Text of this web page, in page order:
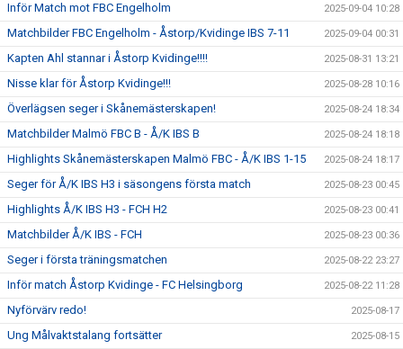
Inför Match mot FBC Engelholm 2025-09-04 10:28
Matchbilder FBC Engelholm - Åstorp/Kvidinge IBS 7-11 2025-09-04 00:31
Kapten Ahl stannar i Åstorp Kvidinge!!!! 2025-08-31 13:21
Nisse klar för Åstorp Kvidinge!!! 2025-08-28 10:16
Överlägsen seger i Skånemästerskapen! 2025-08-24 18:34
Matchbilder Malmö FBC B - Å/K IBS B 2025-08-24 18:18
Highlights Skånemästerskapen Malmö FBC - Å/K IBS 1-15 2025-08-24 18:17
Seger för Å/K IBS H3 i säsongens första match 2025-08-23 00:45
Highlights Å/K IBS H3 - FCH H2 2025-08-23 00:41
Matchbilder Å/K IBS - FCH 2025-08-23 00:36
Seger i första träningsmatchen 2025-08-22 23:27
Inför match Åstorp Kvidinge - FC Helsingborg 2025-08-22 11:28
Nyförvärv redo! 2025-08-17
Ung Målvaktstalang fortsätter 2025-08-15